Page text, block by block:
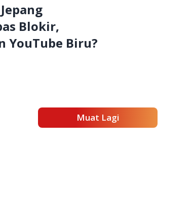
Blokir,
YouTube Biru?
Muat Lagi